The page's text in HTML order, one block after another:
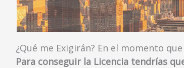
¿Qué me Exigirán? En el momento
Para conseguir la Licencia tendrías